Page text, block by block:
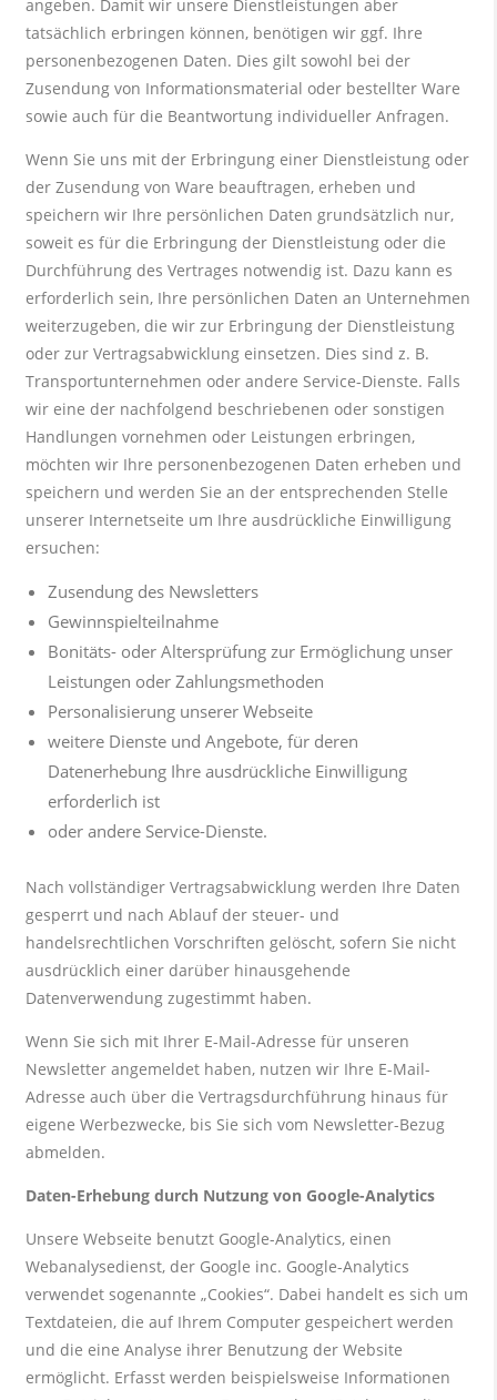
angeben. Damit wir unsere Dienstleistungen aber
tatsächlich erbringen können, benötigen wir ggf. Ihre
personenbezogenen Daten. Dies gilt sowohl bei der
Zusendung von Informationsmaterial oder bestellter Ware
sowie auch für die Beantwortung individueller Anfragen.
Wenn Sie uns mit der Erbringung einer Dienstleistung oder
der Zusendung von Ware beauftragen, erheben und
speichern wir Ihre persönlichen Daten grundsätzlich nur,
soweit es für die Erbringung der Dienstleistung oder die
Durchführung des Vertrages notwendig ist. Dazu kann es
erforderlich sein, Ihre persönlichen Daten an Unternehmen
weiterzugeben, die wir zur Erbringung der Dienstleistung
oder zur Vertragsabwicklung einsetzen. Dies sind z. B.
Transportunternehmen oder andere Service-Dienste. Falls
wir eine der nachfolgend beschriebenen oder sonstigen
Handlungen vornehmen oder Leistungen erbringen,
möchten wir Ihre personenbezogenen Daten erheben und
speichern und werden Sie an der entsprechenden Stelle
unserer Internetseite um Ihre ausdrückliche Einwilligung
ersuchen:
Zusendung des Newsletters
Gewinnspielteilnahme
Bonitäts- oder Altersprüfung zur Ermöglichung unser
Leistungen oder Zahlungsmethoden
Personalisierung unserer Webseite
weitere Dienste und Angebote, für deren
Datenerhebung Ihre ausdrückliche Einwilligung
erforderlich ist
oder andere Service-Dienste.
Nach vollständiger Vertragsabwicklung werden Ihre Daten
gesperrt und nach Ablauf der steuer- und
handelsrechtlichen Vorschriften gelöscht, sofern Sie nicht
ausdrücklich einer darüber hinausgehende
Datenverwendung zugestimmt haben.
Wenn Sie sich mit Ihrer E-Mail-Adresse für unseren
Newsletter angemeldet haben, nutzen wir Ihre E-Mail-
Adresse auch über die Vertragsdurchführung hinaus für
eigene Werbezwecke, bis Sie sich vom Newsletter-Bezug
abmelden.
Daten-Erhebung durch Nutzung von Google-Analytics
Unsere Webseite benutzt Google-Analytics, einen
Webanalysedienst, der Google inc. Google-Analytics
verwendet sogenannte „Cookies“. Dabei handelt es sich um
Textdateien, die auf Ihrem Computer gespeichert werden
und die eine Analyse ihrer Benutzung der Website
ermöglicht. Erfasst werden beispielsweise Informationen